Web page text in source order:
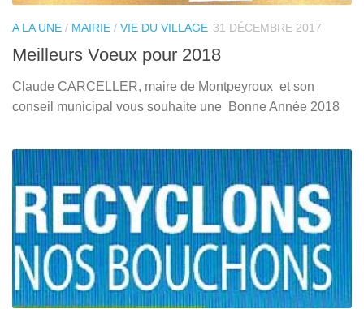
A LA UNE / MAIRIE / VIE DU VILLAGE 31 DÉCEMBRE 2017
Meilleurs Voeux pour 2018
Claude CARCELLER, maire de Montpeyroux et son
conseil municipal vous souhaite une Bonne Année 2018